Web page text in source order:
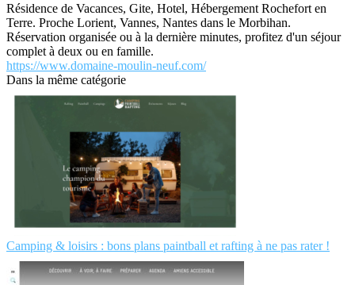
Résidence de Vacances, Gite, Hotel, Hébergement Rochefort en
Terre. Proche Lorient, Vannes, Nantes dans le Morbihan.
Réservation organisée ou à la dernière minutes, profitez d'un séjour
complet à deux ou en famille.
https://www.domaine-moulin-neuf.com/
Dans la même catégorie
Camping & loisirs : bons plans paintball et rafting à ne pas rater !